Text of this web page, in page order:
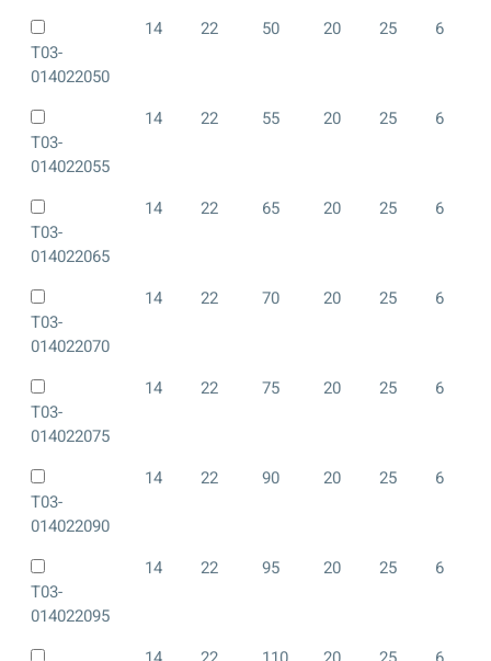
T03-
014022050
14 22 50 20 25 6
T03-
014022055
14 22 55 20 25 6
T03-
014022065
14 22 65 20 25 6
T03-
014022070
14 22 70 20 25 6
T03-
014022075
14 22 75 20 25 6
T03-
014022090
14 22 90 20 25 6
T03-
014022095
14 22 95 20 25 6